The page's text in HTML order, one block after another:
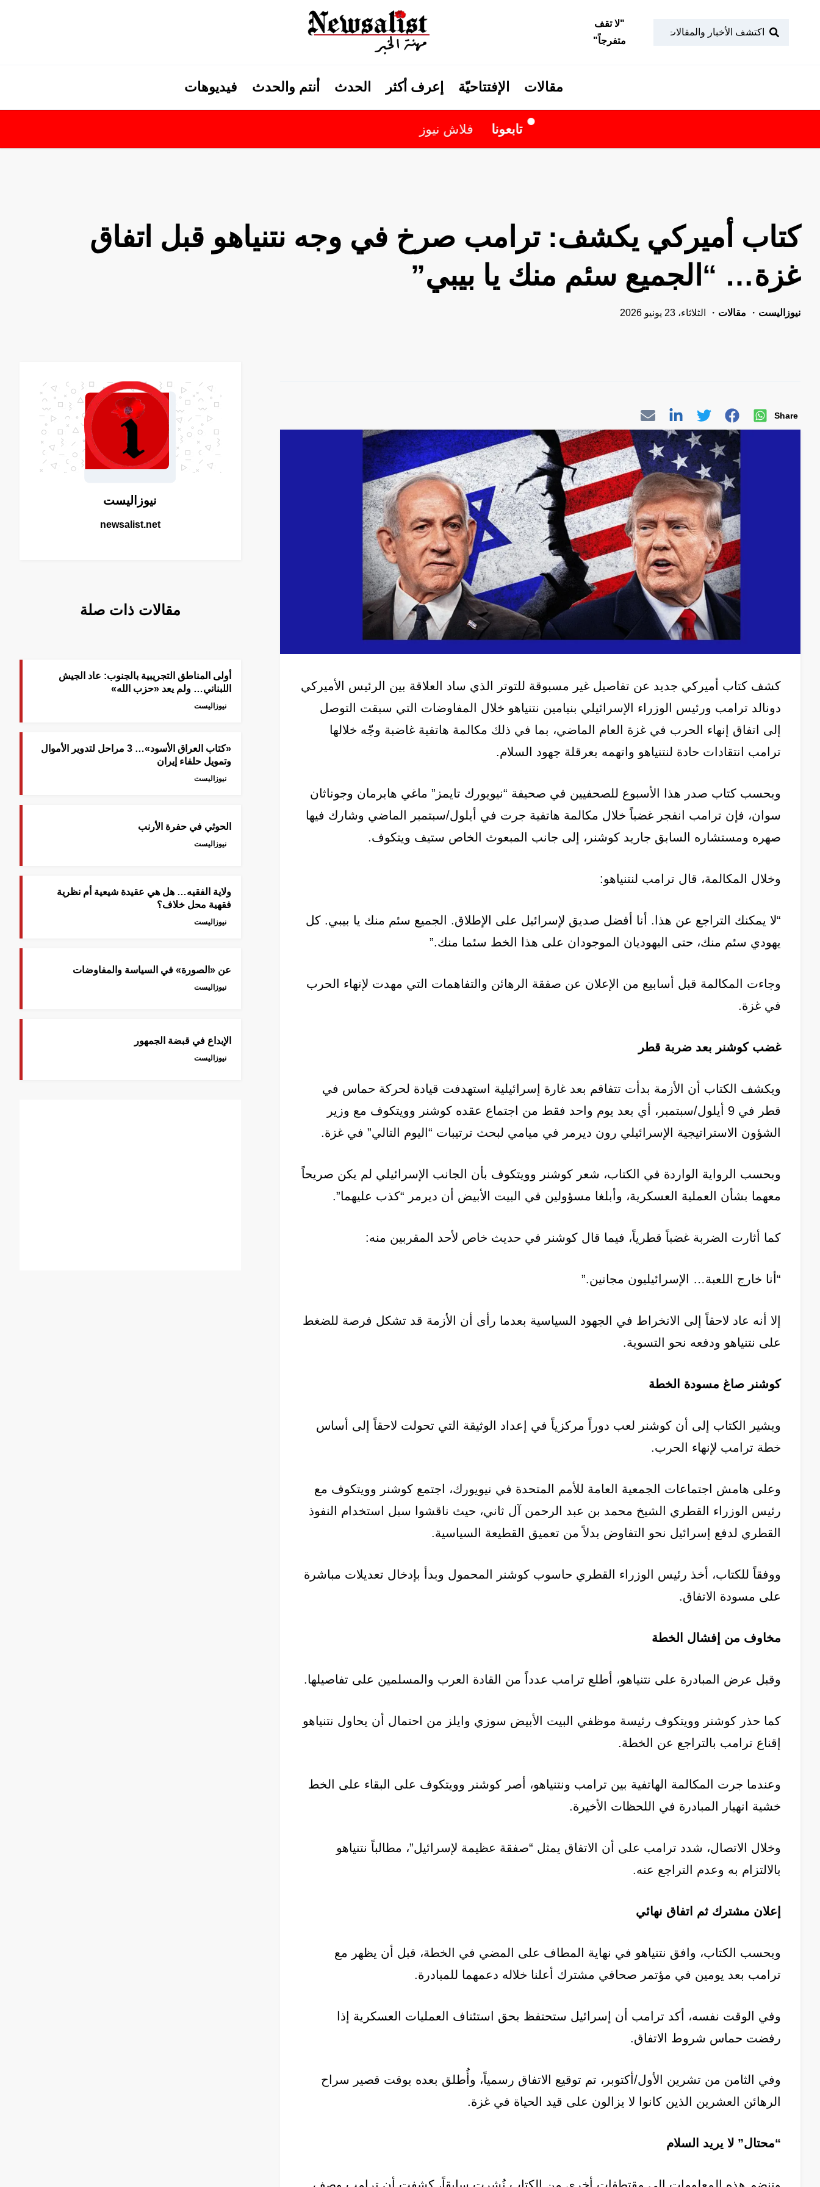
"لا تقف
متفرجاً"
مقالات الإفتتاحيّة إعرف أكثر الحدث أنتم والحدث فيديوهات
فلاش نيوز
كتاب أميركي يكشف: ترامب صرخ في وجه نتنياهو قبل اتفاق
غزة… “الجميع سئم منك يا بيبي”
نيوزاليست مقالات الثلاثاء، 23 يونيو 2026
Share
كشف كتاب أميركي جديد عن تفاصيل غير مسبوقة للتوتر الذي ساد العلاقة بين الرئيس الأميركي
دونالد ترامب ورئيس الوزراء الإسرائيلي بنيامين نتنياهو خلال المفاوضات التي سبقت التوصل
إلى اتفاق إنهاء الحرب في غزة العام الماضي، بما في ذلك مكالمة هاتفية غاضبة وجّه خلالها
ترامب انتقادات حادة لنتنياهو واتهمه بعرقلة جهود السلام.
وبحسب كتاب صدر هذا الأسبوع للصحفيين في صحيفة “نيويورك تايمز” ماغي هابرمان وجوناثان
سوان، فإن ترامب انفجر غضباً خلال مكالمة هاتفية جرت في أيلول/سبتمبر الماضي وشارك فيها
صهره ومستشاره السابق جاريد كوشنر، إلى جانب المبعوث الخاص ستيف ويتكوف.
وخلال المكالمة، قال ترامب لنتنياهو:
“لا يمكنك التراجع عن هذا. أنا أفضل صديق لإسرائيل على الإطلاق. الجميع سئم منك يا بيبي. كل
يهودي سئم منك، حتى اليهوديان الموجودان على هذا الخط سئما منك.”
وجاءت المكالمة قبل أسابيع من الإعلان عن صفقة الرهائن والتفاهمات التي مهدت لإنهاء الحرب
في غزة.
غضب كوشنر بعد ضربة قطر
ويكشف الكتاب أن الأزمة بدأت تتفاقم بعد غارة إسرائيلية استهدفت قيادة لحركة حماس في
قطر في 9 أيلول/سبتمبر، أي بعد يوم واحد فقط من اجتماع عقده كوشنر وويتكوف مع وزير
الشؤون الاستراتيجية الإسرائيلي رون ديرمر في ميامي لبحث ترتيبات “اليوم التالي” في غزة.
وبحسب الرواية الواردة في الكتاب، شعر كوشنر وويتكوف بأن الجانب الإسرائيلي لم يكن صريحاً
معهما بشأن العملية العسكرية، وأبلغا مسؤولين في البيت الأبيض أن ديرمر “كذب عليهما”.
كما أثارت الضربة غضباً قطرياً، فيما قال كوشنر في حديث خاص لأحد المقربين منه:
“أنا خارج اللعبة… الإسرائيليون مجانين.”
إلا أنه عاد لاحقاً إلى الانخراط في الجهود السياسية بعدما رأى أن الأزمة قد تشكل فرصة للضغط
على نتنياهو ودفعه نحو التسوية.
كوشنر صاغ مسودة الخطة
ويشير الكتاب إلى أن كوشنر لعب دوراً مركزياً في إعداد الوثيقة التي تحولت لاحقاً إلى أساس
خطة ترامب لإنهاء الحرب.
وعلى هامش اجتماعات الجمعية العامة للأمم المتحدة في نيويورك، اجتمع كوشنر وويتكوف مع
رئيس الوزراء القطري الشيخ محمد بن عبد الرحمن آل ثاني، حيث ناقشوا سبل استخدام النفوذ
القطري لدفع إسرائيل نحو التفاوض بدلاً من تعميق القطيعة السياسية.
ووفقاً للكتاب، أخذ رئيس الوزراء القطري حاسوب كوشنر المحمول وبدأ بإدخال تعديلات مباشرة
على مسودة الاتفاق.
مخاوف من إفشال الخطة
وقبل عرض المبادرة على نتنياهو، أطلع ترامب عدداً من القادة العرب والمسلمين على تفاصيلها.
كما حذر كوشنر وويتكوف رئيسة موظفي البيت الأبيض سوزي وايلز من احتمال أن يحاول نتنياهو
إقناع ترامب بالتراجع عن الخطة.
وعندما جرت المكالمة الهاتفية بين ترامب ونتنياهو، أصر كوشنر وويتكوف على البقاء على الخط
خشية انهيار المبادرة في اللحظات الأخيرة.
وخلال الاتصال، شدد ترامب على أن الاتفاق يمثل “صفقة عظيمة لإسرائيل”، مطالباً نتنياهو
بالالتزام به وعدم التراجع عنه.
إعلان مشترك ثم اتفاق نهائي
وبحسب الكتاب، وافق نتنياهو في نهاية المطاف على المضي في الخطة، قبل أن يظهر مع
ترامب بعد يومين في مؤتمر صحافي مشترك أعلنا خلاله دعمهما للمبادرة.
وفي الوقت نفسه، أكد ترامب أن إسرائيل ستحتفظ بحق استئناف العمليات العسكرية إذا
رفضت حماس شروط الاتفاق.
وفي الثامن من تشرين الأول/أكتوبر، تم توقيع الاتفاق رسمياً، وأُطلق بعده بوقت قصير سراح
الرهائن العشرين الذين كانوا لا يزالون على قيد الحياة في غزة.
“محتال” لا يريد السلام
نيوزاليست
newsalist.net
مقالات ذات صلة
أولى المناطق التجريبية بالجنوب: عاد الجيش
اللبناني… ولم يعد «حزب الله»
نيوزاليست
«كتاب العراق الأسود»… 3 مراحل لتدوير الأموال
وتمويل حلفاء إيران
نيوزاليست
الحوثي في حفرة الأرنب
نيوزاليست
ولاية الفقيه… هل هي عقيدة شيعية أم نظرية
فقهية محل خلاف؟
نيوزاليست
عن «الصورة» في السياسة والمفاوضات
نيوزاليست
الإبداع في قبضة الجمهور
نيوزاليست